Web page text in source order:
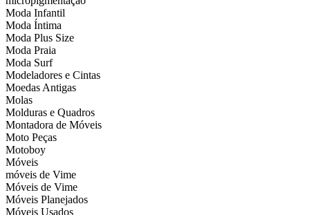
Moda Infantil
Moda Íntima
Moda Plus Size
Moda Praia
Moda Surf
Modeladores e Cintas
Moedas Antigas
Molas
Molduras e Quadros
Montadora de Móveis
Moto Peças
Motoboy
Móveis
móveis de Vime
Móveis de Vime
Móveis Planejados
Móveis Usados